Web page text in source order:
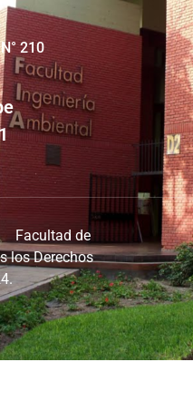
210
de
los Derechos